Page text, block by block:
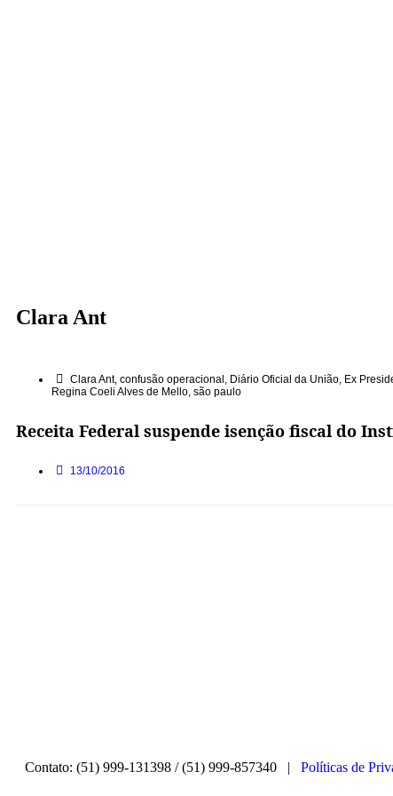
Clara Ant
Clara Ant, confusão operacional , Diário Oficial da União, Ex
Regina Coeli Alves de Mello, são paulo
Receita Federal suspende isenção fiscal do
13/10/2016
Contato: (51) 999-131398 / (51) 999-857340 | Políticas de